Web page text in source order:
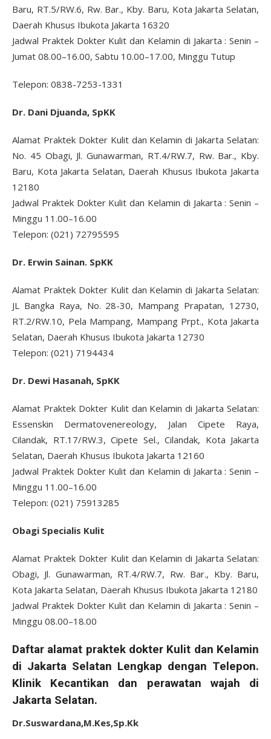
Baru, RT.5/RW.6, Rw. Bar., Kby. Baru, Kota Jakarta Selatan,
Daerah Khusus Ibukota Jakarta 16320
Jadwal Praktek Dokter Kulit dan Kelamin di Jakarta : Senin –
Jumat 08.00–16.00, Sabtu 10.00–17.00, Minggu Tutup
Telepon: 0838-7253-1331
Dr. Dani Djuanda, SpKK
Alamat Praktek Dokter Kulit dan Kelamin di Jakarta Selatan:
No. 45 Obagi, Jl. Gunawarman, RT.4/RW.7, Rw. Bar., Kby.
Baru, Kota Jakarta Selatan, Daerah Khusus Ibukota Jakarta
12180
Jadwal Praktek Dokter Kulit dan Kelamin di Jakarta : Senin –
Minggu 11.00–16.00
Telepon: (021) 72795595
Dr. Erwin Sainan. SpKK
Alamat Praktek Dokter Kulit dan Kelamin di Jakarta Selatan:
JL Bangka Raya, No. 28-30, Mampang Prapatan, 12730,
RT.2/RW.10, Pela Mampang, Mampang Prpt., Kota Jakarta
Selatan, Daerah Khusus Ibukota Jakarta 12730
Telepon: (021) 7194434
Dr. Dewi Hasanah, SpKK
Alamat Praktek Dokter Kulit dan Kelamin di Jakarta Selatan:
Essenskin Dermatovenereology, Jalan Cipete Raya,
Cilandak, RT.17/RW.3, Cipete Sel., Cilandak, Kota Jakarta
Selatan, Daerah Khusus Ibukota Jakarta 12160
Jadwal Praktek Dokter Kulit dan Kelamin di Jakarta : Senin –
Minggu 11.00–16.00
Telepon: (021) 75913285
Obagi Specialis Kulit
Alamat Praktek Dokter Kulit dan Kelamin di Jakarta Selatan:
Obagi, Jl. Gunawarman, RT.4/RW.7, Rw. Bar., Kby. Baru,
Kota Jakarta Selatan, Daerah Khusus Ibukota Jakarta 12180
Jadwal Praktek Dokter Kulit dan Kelamin di Jakarta : Senin –
Minggu 08.00–18.00
Daftar alamat praktek dokter Kulit dan Kelamin
di Jakarta Selatan Lengkap dengan Telepon.
Klinik Kecantikan dan perawatan wajah di
Jakarta Selatan.
Dr.Suswardana,M.Kes,Sp.Kk